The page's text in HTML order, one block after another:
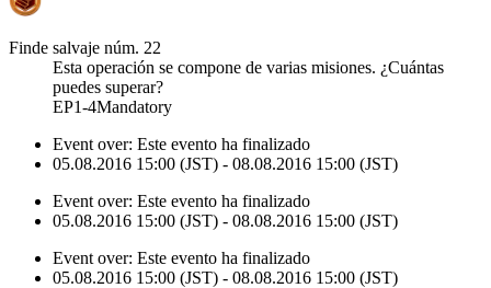
Finde salvaje núm. 22
Esta operación se compone de varias misiones. ¿Cuántas
puedes superar?
EP1-4Mandatory
Event over: Este evento ha finalizado
05.08.2016 15:00 (JST) - 08.08.2016 15:00 (JST)
Event over: Este evento ha finalizado
05.08.2016 15:00 (JST) - 08.08.2016 15:00 (JST)
Event over: Este evento ha finalizado
05.08.2016 15:00 (JST) - 08.08.2016 15:00 (JST)